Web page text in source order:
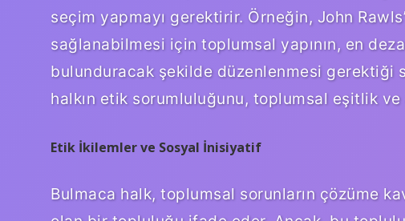
seçim yapmayı gerektirir. Örneğin, John
sağlanabilmesi için toplumsal yapının, en
bulunduracak şekilde düzenlenmesi gerektiği
halkın etik sorumluluğunu, toplumsal eşitlik
Etik İkilemler ve Sosyal İnisiyatif
Bulmaca halk, toplumsal sorunların çözüme